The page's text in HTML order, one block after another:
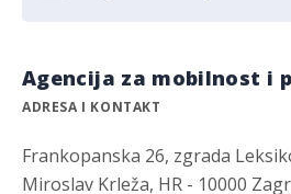
Agencija za mobilnost i
ADRESA I KONTAKT
Frankopanska 26, zgrada
Miroslav Krleža, HR - 10000